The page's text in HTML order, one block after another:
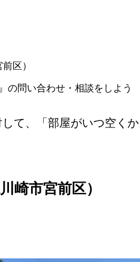
区）
の問い合わせ・相談をしよう
して、「部屋がいつ空
崎市宮前区）